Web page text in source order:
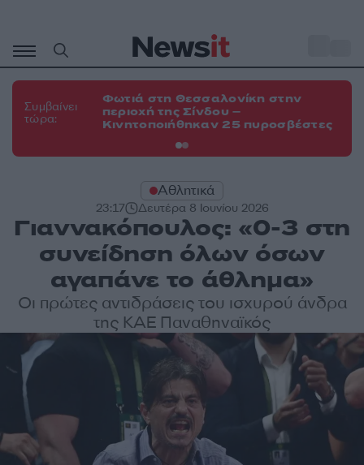
περιεχόμενο
Συμβαίνει
τώρα:
Φωτιά στη Θεσσαλονίκη στην
περιοχή της Σίνδου –
Κινητοποιήθηκαν 25 πυροσβέστες
Αθλητικά
23:17 Δευτέρα 8 Ιουνίου 2026
Γιαννακόπουλος: «0-3 στη
συνείδηση όλων όσων
αγαπάνε το άθλημα»
Οι πρώτες αντιδράσεις του ισχυρού άνδρα
της ΚΑΕ Παναθηναϊκός